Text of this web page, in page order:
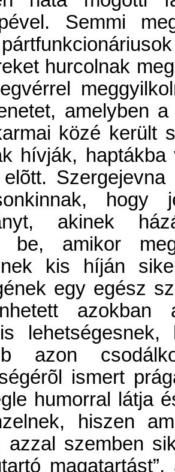
Semmi
hurcolnak
amelyben
közé került
hívják,
elõtt.
hogy
akinek
be, amikor
kis híján
egy egész
lehetségesnek,
azon
ismert
humorral látja
hiszen
azzal szemben